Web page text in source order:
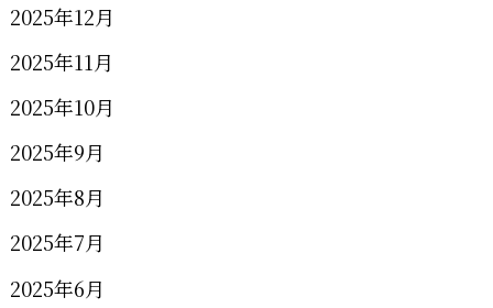
2025年12月
2025年11月
2025年10月
2025年9月
2025年8月
2025年7月
2025年6月